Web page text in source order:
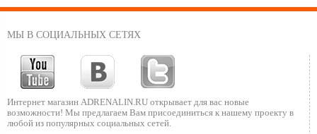
МЫ В СОЦИАЛЬНЫХ СЕТЯХ
Интернет магазин ADRENALIN.RU открывает для вас новые
возможности! Мы предлагаем Вам присоединиться к нашему проекту в
любой из популярных социальных сетей.